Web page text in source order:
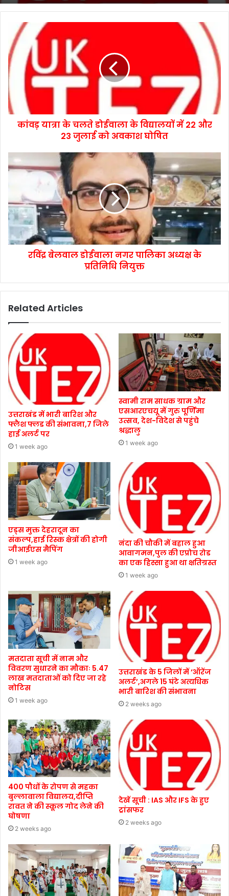
कांवड़ यात्रा के चलते डोईवाला के विद्यालयों में 22 और
23 जुलाई को अवकाश घोषित
रविंद्र बेलवाल डोईवाला नगर पालिका अध्यक्ष के
प्रतिनिधि नियुक्त
Related Articles
उत्तराखंड में भारी बारिश और
फ्लैश फ्लड की संभावना,7 जिले
हाई अलर्ट पर
1 week ago
स्वामी राम साधक ग्राम और
एसआरएचयू में गुरु पूर्णिमा
उत्सव, देश-विदेश से पहुंचे
श्रद्धालु
1 week ago
एड्स मुक्त देहरादून का
संकल्प,हाई रिस्क क्षेत्रों की होगी
जीआईएस मैपिंग
1 week ago
नंदा की चौकी में बहाल हुआ
आवागमन,पुल की एप्रोच रोड
का एक हिस्सा हुआ था क्षतिग्रस्त
1 week ago
मतदाता सूची में नाम और
विवरण सुधारने का मौकाः 5.47
लाख मतदाताओं को दिए जा रहे
नोटिस
1 week ago
उत्तराखंड के 5 जिलों में ‘ऑरेंज
अलर्ट’,अगले 15 घंटे अत्यधिक
भारी बारिश की संभावना
2 weeks ago
400 पौधों के रोपण से महका
बुल्लावाला विद्यालय,दीप्ति
रावत ने की स्कूल गोद लेने की
घोषणा
2 weeks ago
देखें सूची : IAS और IFS के हुए
ट्रांसफर
2 weeks ago